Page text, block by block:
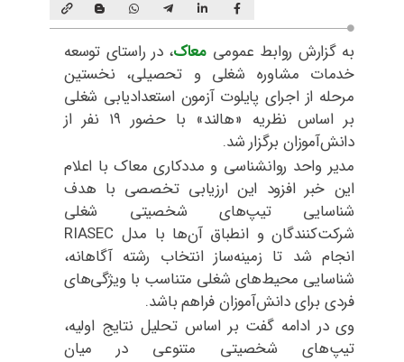
به گزارش روابط عمومی معاک، در راستای توسعه
خدمات مشاوره شغلی و تحصیلی، نخستین
مرحله از اجرای پایلوت آزمون استعدادیابی شغلی
بر اساس نظریه «هالند» با حضور ۱۹ نفر از
دانش‌آموزان برگزار شد.
مدیر واحد روانشناسی و مددکاری معاک با اعلام
این خبر افزود این ارزیابی تخصصی با هدف
شناسایی تیپ‌های شخصیتی شغلی
شرکت‌کنندگان و انطباق آن‌ها با مدل RIASEC
انجام شد تا زمینه‌ساز انتخاب رشته آگاهانه،
شناسایی محیط‌های شغلی متناسب با ویژگی‌های
فردی برای دانش‌آموزان فراهم باشد.
وی در ادامه گفت بر اساس تحلیل نتایج اولیه،
تیپ‌های شخصیتی متنوعی در میان